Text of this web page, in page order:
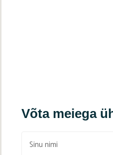
Võta meiega